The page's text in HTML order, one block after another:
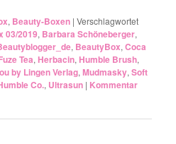
, Beauty-Boxen |Verschlagwortet
03/2019, Barbara Schöneberger,
, BeautyBox,Coca
Tea,Herbacin,Humble Brush,
by Lingen Verlag,Mudmasky,Soft
Co., Ultrasun | Kommentar